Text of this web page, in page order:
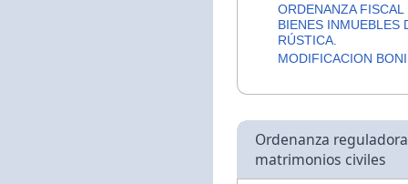
ORDENANZA
BIENES INMUEBLES
RÚSTICA.
MODIFICACION
Ordenanza
matrimonios civiles